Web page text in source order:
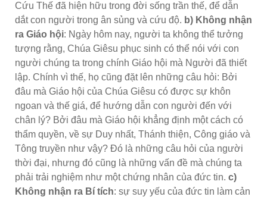
Cứu Thế đã hiện hữu trong đời sống trần thế, để dẫn
dắt con người trong ân sủng và cứu độ. b) Không nhận
ra Giáo hội: Ngày hôm nay, người ta không thể tưởng
tượng rằng, Chúa Giêsu phục sinh có thể nói với con
người chúng ta trong chính Giáo hội mà Người đã thiết
lập. Chính vì thế, họ cũng đặt lên những câu hỏi: Bởi
đâu mà Giáo hội của Chúa Giêsu có được sự khôn
ngoan và thế giá, để hướng dẫn con người đến với
chân lý? Bởi đâu mà Giáo hội khẳng định một cách có
thẩm quyền, về sự Duy nhất, Thánh thiện, Công giáo và
Tông truyền như vậy? Đó là những câu hỏi của người
thời đại, nhưng đó cũng là những vấn đề mà chúng ta
phải trải nghiệm như một chứng nhân của đức tin. c)
Không nhận ra Bí tích: sự suy yếu của đức tin làm cản